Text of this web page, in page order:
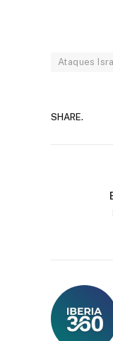
Ataques
SHARE.